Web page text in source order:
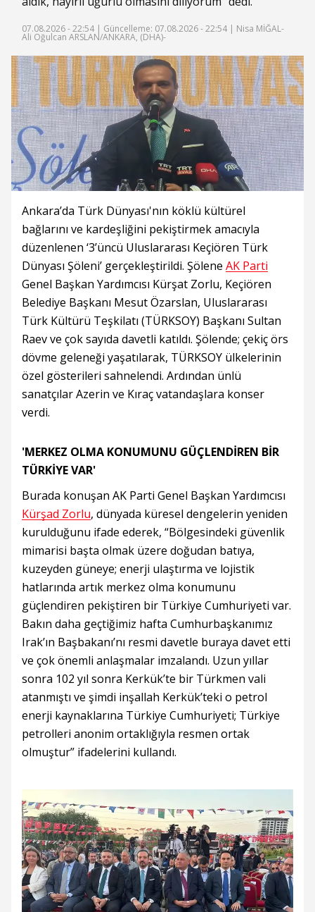
07.08.2026 - 22:54 | Güncelleme: 07.08.2026 - 22:54 | Nisa MİĞAL-
Ali Oğulcan ARSLAN/ANKARA, (DHA)-
Ankara’da Türk Dünyası'nın köklü kültürel
bağlarını ve kardeşliğini pekiştirmek amacıyla
düzenlenen ‘3’üncü Uluslararası Keçiören Türk
Dünyası Şöleni’ gerçekleştirildi. Şölene AK Parti
Genel Başkan Yardımcısı Kürşat Zorlu, Keçiören
Belediye Başkanı Mesut Özarslan, Uluslararası
Türk Kültürü Teşkilatı (TÜRKSOY) Başkanı Sultan
Raev ve çok sayıda davetli katıldı. Şölende; çekiç örs
dövme geleneği yaşatılarak, TÜRKSOY ülkelerinin
özel gösterileri sahnelendi. Ardından ünlü
sanatçılar Azerin ve Kıraç vatandaşlara konser
verdi.
'MERKEZ OLMA KONUMUNU GÜÇLENDİREN BİR
TÜRKİYE VAR'
Burada konuşan AK Parti Genel Başkan Yardımcısı
Kürşad Zorlu, dünyada küresel dengelerin yeniden
kurulduğunu ifade ederek, “Bölgesindeki güvenlik
mimarisi başta olmak üzere doğudan batıya,
kuzeyden güneye; enerji ulaştırma ve lojistik
hatlarında artık merkez olma konumunu
güçlendiren pekiştiren bir Türkiye Cumhuriyeti var.
Bakın daha geçtiğimiz hafta Cumhurbaşkanımız
Irak’ın Başbakanı’nı resmi davetle buraya davet etti
ve çok önemli anlaşmalar imzalandı. Uzun yıllar
sonra 102 yıl sonra Kerkük’te bir Türkmen vali
atanmıştı ve şimdi inşallah Kerkük’teki o petrol
enerji kaynaklarına Türkiye Cumhuriyeti; Türkiye
petrolleri anonim ortaklığıyla resmen ortak
olmuştur” ifadelerini kullandı.